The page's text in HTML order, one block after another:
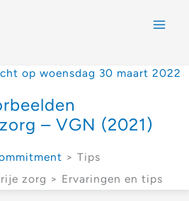
op woensdag 30 maart 2022
– VGN (2021)
> Tips
zorg > Ervaringen en tips